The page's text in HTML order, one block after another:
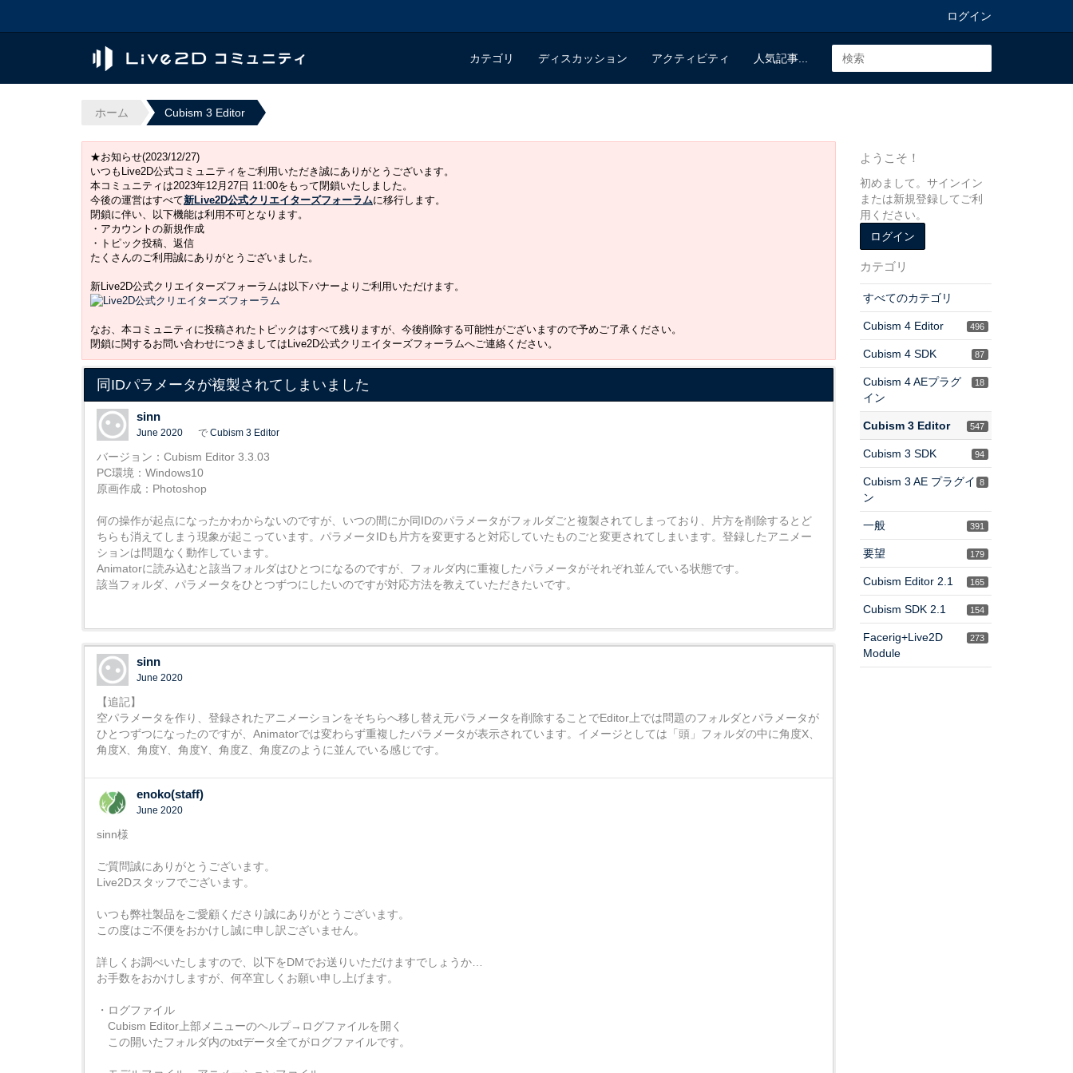
ログイン
カテゴリ ディスカッション アクティビティ 人気記事...
ホーム Cubism 3 Editor
★お知らせ(2023/12/27)
いつもLive2D公式コミュニティをご利用いただき誠にありがとうございます。
本コミュニティは2023年12月27日 11:00をもって閉鎖いたしました。
今後の運営はすべて新Live2D公式クリエイターズフォーラムに移行します。
閉鎖に伴い、以下機能は利用不可となります。
・アカウントの新規作成
・トピック投稿、返信
たくさんのご利用誠にありがとうございました。
新Live2D公式クリエイターズフォーラムは以下バナーよりご利用いただけます。
なお、本コミュニティに投稿されたトピックはすべて残りますが、今後削除する可能性がございますので予めご了承ください。
閉鎖に関するお問い合わせにつきましてはLive2D公式クリエイターズフォーラムへご連絡ください。
同IDパラメータが複製されてしまいました
sinn
June 2020 で Cubism 3 Editor
バージョン：Cubism Editor 3.3.03
PC環境：Windows10
原画作成：Photoshop
何の操作が起点になったかわからないのですが、いつの間にか同IDのパラメータがフォルダごと複製されてしまっており、片方を削除するとど
ちらも消えてしまう現象が起こっています。パラメータIDも片方を変更すると対応していたものごと変更されてしまいます。登録したアニメー
ションは問題なく動作しています。
Animatorに読み込むと該当フォルダはひとつになるのですが、フォルダ内に重複したパラメータがそれぞれ並んでいる状態です。
該当フォルダ、パラメータをひとつずつにしたいのですが対応方法を教えていただきたいです。
sinn
June 2020
【追記】
空パラメータを作り、登録されたアニメーションをそちらへ移し替え元パラメータを削除することでEditor上では問題のフォルダとパラメータが
ひとつずつになったのですが、Animatorでは変わらず重複したパラメータが表示されています。イメージとしては「頭」フォルダの中に角度X、
角度X、角度Y、角度Y、角度Z、角度Zのように並んでいる感じです。
enoko(staff)
June 2020
sinn様
ご質問誠にありがとうございます。
Live2Dスタッフでございます。
いつも弊社製品をご愛顧くださり誠にありがとうございます。
この度はご不便をおかけし誠に申し訳ございません。
詳しくお調べいたしますので、以下をDMでお送りいただけますでしょうか…
お手数をおかけしますが、何卒宜しくお願い申し上げます。
・ログファイル
Cubism Editor上部メニューのヘルプ→ログファイルを開く
この開いたフォルダ内のtxtデータ全てがログファイルです。
ようこそ！
初めまして。サインイン
または新規登録してご利
用ください。
ログイン
カテゴリ
すべてのカテゴリ
496
Cubism 4 Editor
87
Cubism 4 SDK
18
Cubism 4 AEプラグ
イン
547
Cubism 3 Editor
94
Cubism 3 SDK
8
Cubism 3 AE プラグイ
ン
391
一般
179
要望
165
Cubism Editor 2.1
154
Cubism SDK 2.1
273
Facerig+Live2D
Module